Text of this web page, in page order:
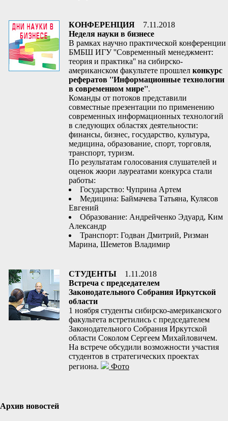
КОНФЕРЕНЦИЯ
7.11.2018
Неделя науки в бизнесе
В рамках научно практической конференции
БМБШ ИГУ ''Современный менеджмент:
теория и практика'' на сибирско-
американском факультете прошлел конкурс
рефератов ''Информационные технологии
в современном мире''.
Команды от потоков представили
совместные презентации по применению
современных информационных технологий
в следующих областях деятельности:
финансы, бизнес, государство, культура,
медицина, образование, спорт, торговля,
транспорт, туризм.
По результатам голосования слушателей и
оценок жюри лауреатами конкурса стали
работы:
Государство: Чуприна Артем
Медицина: Баймачева Татьяна, Кулясов
Евгений
Образование: Андрейченко Эдуард, Ким
Александр
Транспорт: Годван Дмитрий, Ризман
Марина, Шеметов Владимир
СТУДЕНТЫ
1.11.2018
Встреча с председателем
Законодательного Собрания Иркутской
области
1 ноября студенты сибирско-американского
факультета встретились с председателем
Законодательного Собрания Иркутской
области Соколом Сергеем Михайловичем.
На встрече обсудили возможности участия
студентов в стратегических проектах
региона.
Фото
Архив новостей